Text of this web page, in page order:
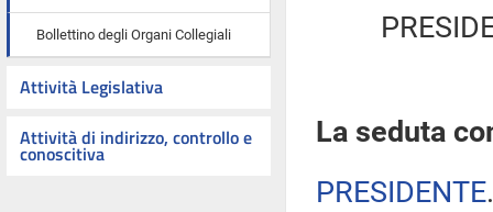
Bollettino degli Organi Collegiali
Attività Legislativa
Attività di indirizzo, controllo e
conoscitiva
La seduta
PRESIDENTE